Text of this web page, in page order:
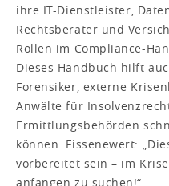
ihre IT-Dienstleister,
Rechtsberater und
Rollen im Compliance-
Dieses Handbuch hilft
Forensiker, externe
Anwälte für
Ermittlungsbehörden
können. Fissenewert:
vorbereitet sein – im
anfangen zu suchen!“